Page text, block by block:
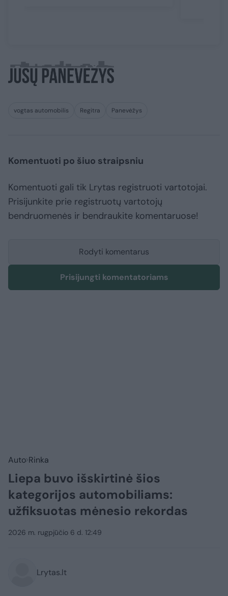
vogtas automobilis Regitra Panevėžys
Komentuoti po šiuo straipsniu
Komentuoti gali tik Lrytas registruoti vartotojai.
Prisijunkite prie registruotų vartotojų
bendruomenės ir bendraukite komentaruose!
Rodyti komentarus
Prisijungti komentatoriams
Auto Rinka
Liepa buvo išskirtinė šios
kategorijos automobiliams:
užfiksuotas mėnesio rekordas
2026 m. rugpjūčio 6 d. 12:49
Lrytas.lt